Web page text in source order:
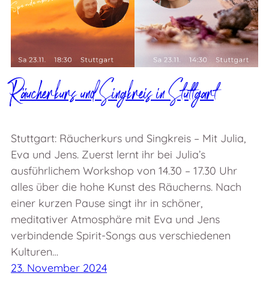
Räucherkurs und Singkreis in Stuttgart
Stuttgart: Räucherkurs und Singkreis – Mit Julia,
Eva und Jens. Zuerst lernt ihr bei Julia’s
ausführlichem Workshop von 14.30 – 17.30 Uhr
alles über die hohe Kunst des Räucherns. Nach
einer kurzen Pause singt ihr in schöner,
meditativer Atmosphäre mit Eva und Jens
verbindende Spirit-Songs aus verschiedenen
Kulturen…
23. November 2024